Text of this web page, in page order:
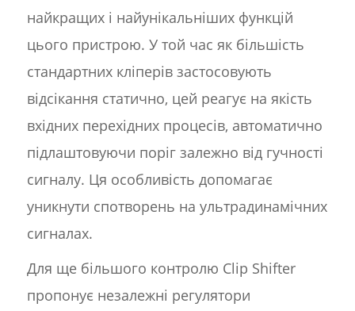
найкращих і найунікальніших функцій
цього пристрою. У той час як більшість
стандартних кліперів застосовують
відсікання статично, цей реагує на якість
вхідних перехідних процесів, автоматично
підлаштовуючи поріг залежно від гучності
сигналу. Ця особливість допомагає
уникнути спотворень на ультрадинамічних
сигналах.
Для ще більшого контролю Clip Shifter
пропонує незалежні регулятори